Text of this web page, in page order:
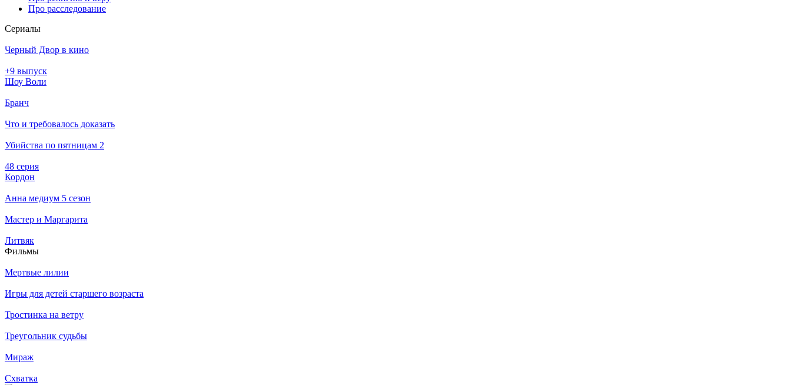
Про расследование
Се­риа­лы
Черный Двор в кино
+9 выпуск
Шоу Воли
Бранч
Что и требовалось доказать
Убийства по пятницам 2
48 серия
Кордон
Анна медиум 5 сезон
Мастер и Маргарита
Литвяк
Филь­мы
Мертвые лилии
Игры для детей старшего возраста
Тростинка на ветру
Треугольник судьбы
Мираж
Схватка